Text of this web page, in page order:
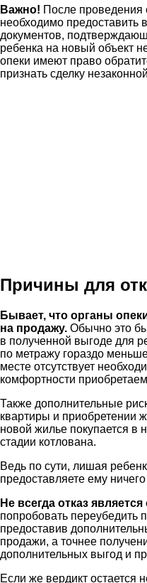
Важно! После проведения
необходимо предоставить
документов,
ребенка на новый объект
опеки имеют право
признать сделку
Причины для
Бывает, что органы
на продажу. Обычно это
в полученной выгоде для
по метражу гораздо
месте отсутствует
комфортности
Также дополнительные
квартиры и приобретении
новой жилье покупается в
стадии котлована.
Ведь по сути, лишая
предоставляете ему
Не всегда отказ
попробовать переубедить
предоставив
продажи, а точнее
дополнительных выгод и
Если же вердикт